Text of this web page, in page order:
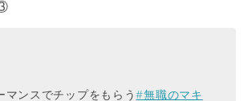
マンスでチップをもらう#無職のマキ